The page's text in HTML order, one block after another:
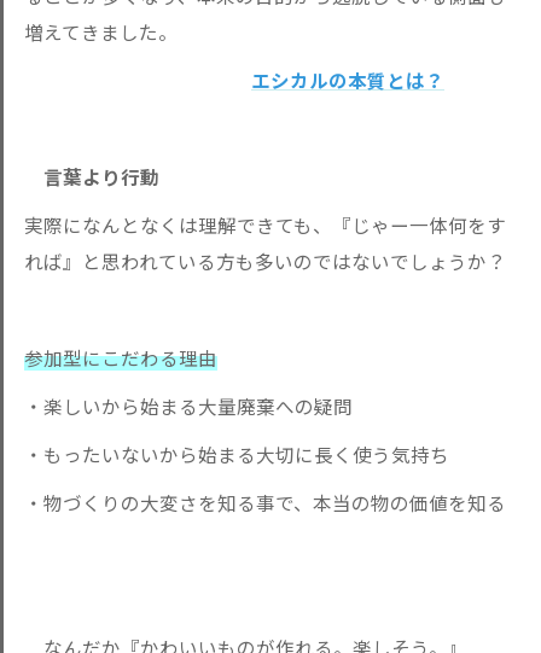
増えてきました。
エシカルの本質とは？
言葉より行動
実際になんとなくは理解できても、『じゃー一体何をす
れば』と思われている方も多いのではないでしょうか？
参加型にこだわる理由
・楽しいから始まる大量廃棄への疑問
・もったいないから始まる大切に長く使う気持ち
・物づくりの大変さを知る事で、本当の物の価値を知る
なんだか『かわいいものが作れる。楽しそう。』